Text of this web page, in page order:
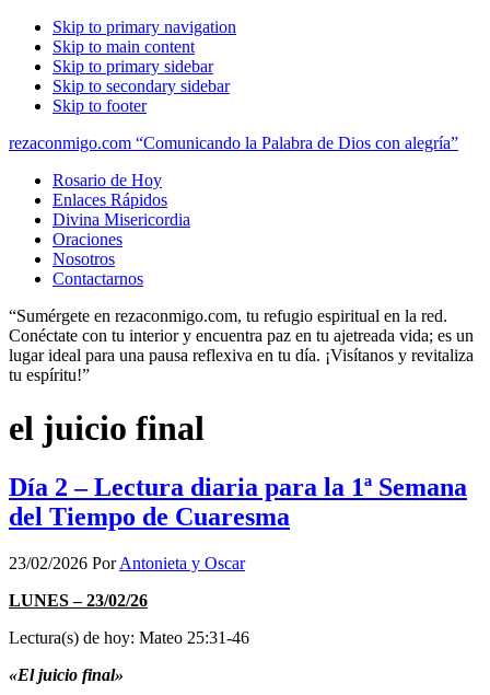
Skip to primary navigation
Skip to main content
Skip to primary sidebar
Skip to secondary sidebar
Skip to footer
rezaconmigo.com “Comunicando la Palabra de Dios con alegría”
Rosario de Hoy
Enlaces Rápidos
Divina Misericordia
Oraciones
Nosotros
Contactarnos
“Sumérgete en rezaconmigo.com, tu refugio espiritual en la red.
Conéctate con tu interior y encuentra paz en tu ajetreada vida; es un
lugar ideal para una pausa reflexiva en tu día. ¡Visítanos y revitaliza
tu espíritu!”
el juicio final
Día 2 – Lectura diaria para la 1ª Semana
del Tiempo de Cuaresma
23/02/2026 PorAntonieta y Oscar
LUNES – 23/02/26
Lectura(s) de hoy: Mateo 25:31-46
«El juicio final»